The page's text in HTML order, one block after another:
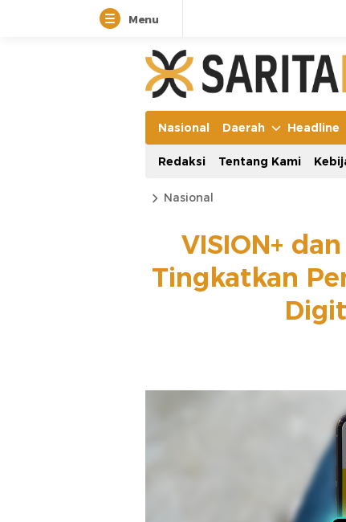
Menu
Nasional Daerah Headline
Redaksi Tentang Kami
Nasional
VISION+
Tingkatkan